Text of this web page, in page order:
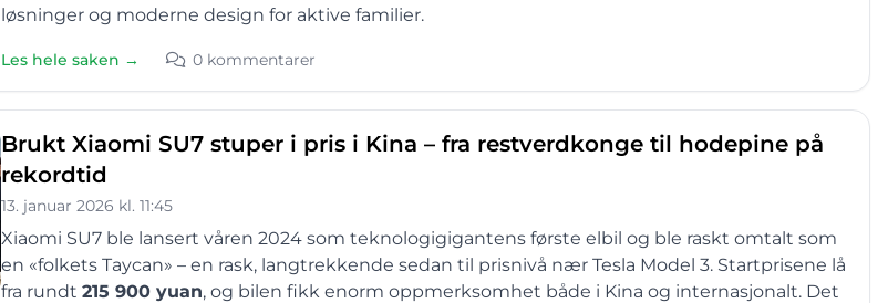
løsninger og moderne design for aktive familier.
Les hele saken → 0 kommentarer
Brukt Xiaomi SU7 stuper i pris i Kina – fra restverdkonge til hodepine på
rekordtid
13. januar 2026 kl. 11:45
Xiaomi SU7 ble lansert våren 2024 som teknologi­gigantens første elbil og ble raskt omtalt som
en «folkets Taycan» – en rask, langtrekkende sedan til prisnivå nær Tesla Model 3. Startprisene lå
fra rundt 215 900 yuan, og bilen fikk enorm oppmerksomhet både i Kina og internasjonalt. Det